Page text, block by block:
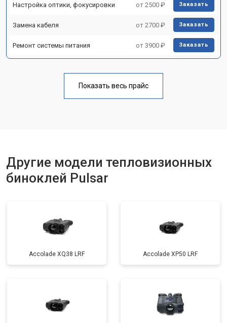
Настройка оптики, фокусировки от 2500 ₽ Заказать
Замена кабеля от 2700 ₽ Заказать
Ремонт системы питания от 3900 ₽ Заказать
Показать весь прайс
Другие модели тепловизионных
биноклей Pulsar
Accolade XQ38 LRF Accolade XP50 LRF